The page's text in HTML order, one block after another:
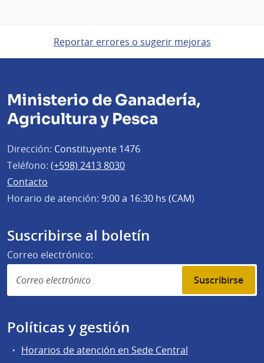
Reportar errores o sugerir mejoras
Ministerio de Ganadería,
Agricultura y Pesca
Dirección: Constituyente 1476
Teléfono: (+598) 2413 8030
Contacto
Horario de atención: 9:00 a 16:30 hs (CAM)
Suscribirse al boletín
Correo electrónico:
Suscribirse
Políticas y gestión
Horarios de atención en Sede Central